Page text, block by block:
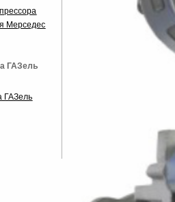
Мерседес
ГАЗель
ГАЗель